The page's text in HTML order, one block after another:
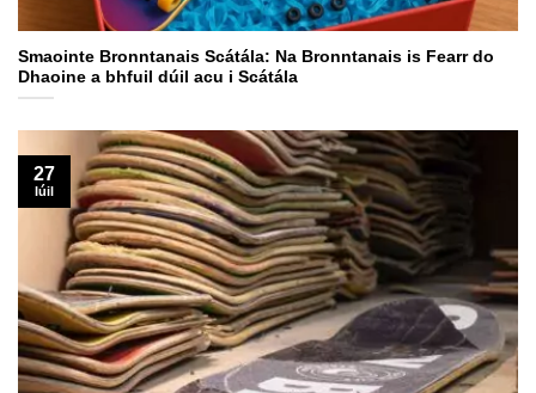
Smaointe Bronntanais Scátála: Na Bronntanais is Fearr do
Dhaoine a bhfuil dúil acu i Scátála
27
Iúil